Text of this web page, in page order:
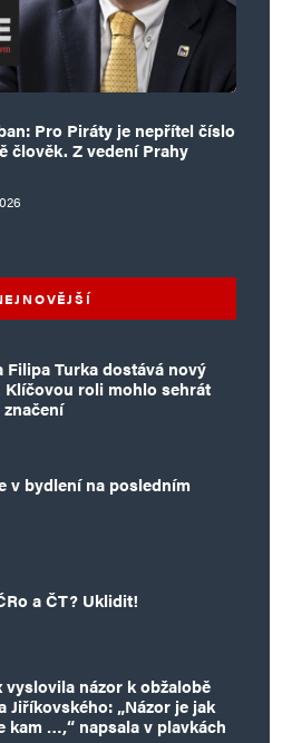
Pro Piráty je nepřítel číslo
člověk. Z vedení Prahy
Filipa Turka dostává nový
Klíčovou roli mohlo sehrát
v bydlení na posledním
a ČT? Uklidit!
vyslovila názor k obžalobě
Jiříkovského: „Názor je jak
kam …,“ napsala v plavkách